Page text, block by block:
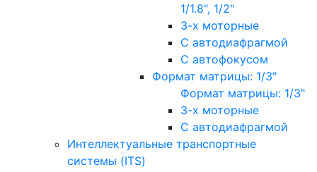
1/1.8", 1/2"
3-х моторные
С автодиафрагмой
С автофокусом
Формат матрицы: 1/3"
Формат матрицы: 1/3"
3-х моторные
С автодиафрагмой
Интеллектуальные транспортные
системы (ITS)